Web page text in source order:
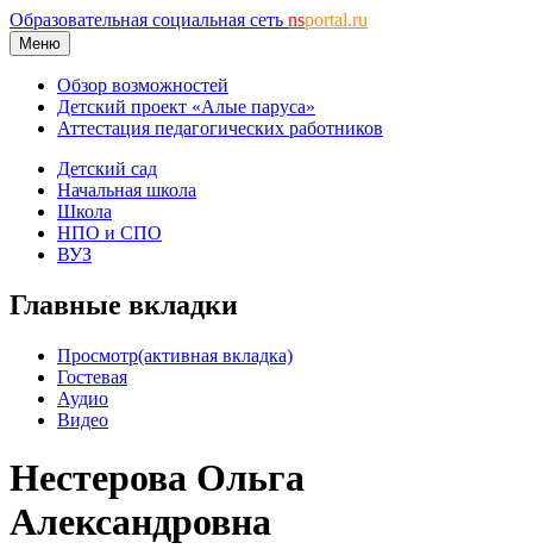
Образовательная социальная сеть nsportal.ru
Меню
Обзор возможностей
Детский проект «Алые паруса»
Аттестация педагогических работников
Детский сад
Начальная школа
Школа
НПО и СПО
ВУЗ
Главные вкладки
Просмотр(активная вкладка)
Гостевая
Аудио
Видео
Нестерова Ольга
Александровна